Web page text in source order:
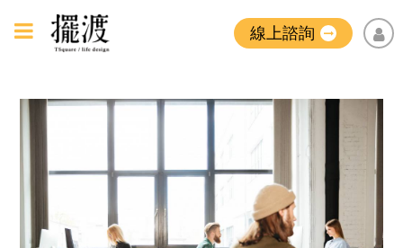
線上諮詢